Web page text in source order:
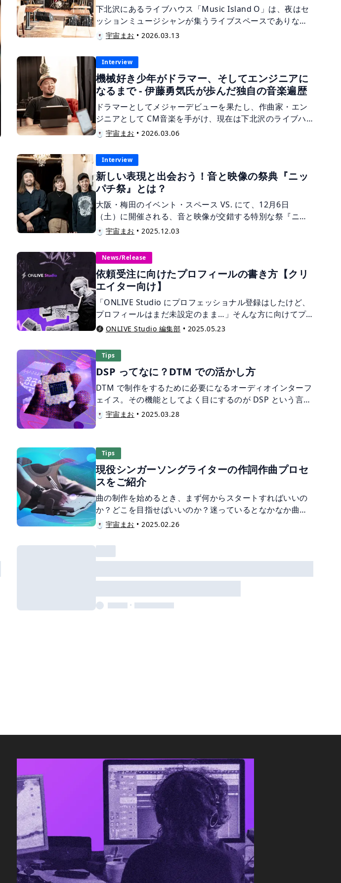
た。
下北沢にあるライブハウス「Music Island O」は、夜はセ
ッションミュージシャンが集うライブスペースでありなが
ら、レコーディングスタジオとしても利用できる場所で
ニアとして長年音楽制作の現場で活躍されています。今回
は、ライブハウスでありながらレコーディングも可能な
Music Island O ならではの魅力について、お話を伺いまし
た。
宇宙まお •2026.03.13
Interview
機械好き少年がドラマー、そしてエンジニアに
なるまで - 伊藤勇気氏が歩んだ独自の音楽遍歴
ドラマーとしてメジャーデビューを果たし、作曲家・エン
ジニアとして CM音楽を手がけ、現在は下北沢のライブハ
ウス「Music Island O」の経営者でもある、伊藤勇気氏。
ラ」との出会いから、レストランでのイベント企画など、
様々な変遷が。独創的なチャレンジを重ねてきたキャリア
について、お話を伺いました。
宇宙まお •2026.03.06
Interview
新しい表現と出会おう！音と映像の祭典『ニッ
パチ祭』とは？
大阪・梅田のイベント・スペース VS. にて、12月6日
（土）に開催される、音と映像が交錯する特別な祭『ニッ
パチ祭』。学生時代からクラブ・イベントを共に企画して
DJ、イベント・オーガナイザーとして活動する Masashi さ
ん、Aya さん、Itti さんが運営する “ニッパチ製作所” が主
催するイベントです。オーディオビジュアル・パフォーマ
ンスやワークショップを通じて、表現の魅力や面白さに触
れることができる本祭について、そして個人でも音楽活動
を続ける３人が考える“音楽と仕事”について、お話を伺い
ました。
宇宙まお •2025.12.03
News/Release
依頼受注に向けたプロフィールの書き方【クリ
エイター向け】
「ONLIVE Studio にプロフェッショナル登録はしたけど、
プロフィールはまだ未設定のまま…」そんな方に向けてプ
ロフィールの整え方を紹介します。
ONLIVE Studio 編集部 • 2025.05.23
Tips
DSP ってなに？DTM での活かし方
DTM で制作をするために必要になるオーディオインターフ
ェイス。その機能としてよく目にするのが DSP という言葉
です。なんだかよくわからないまま使っている…という方
宇宙まお •2025.03.28
Tips
現役シンガーソングライターの作詞作曲プロセ
スをご紹介
曲の制作を始めるとき、まず何からスタートすればいいの
か？どこを目指せばいいのか？迷っているとなかなか曲が
完成しないこともありますよね。シンガーソングライター
をご紹介します。
宇宙まお •2025.02.26
•